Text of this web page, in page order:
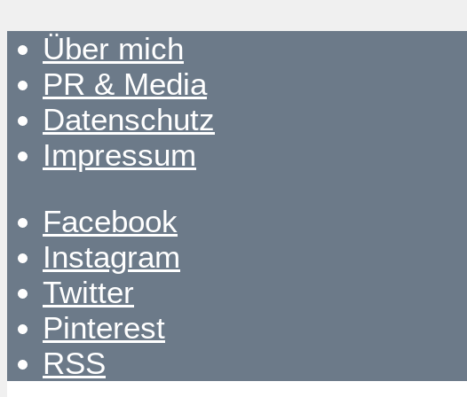
Über mich
PR & Media
Datenschutz
Impressum
Facebook
Instagram
Twitter
Pinterest
RSS